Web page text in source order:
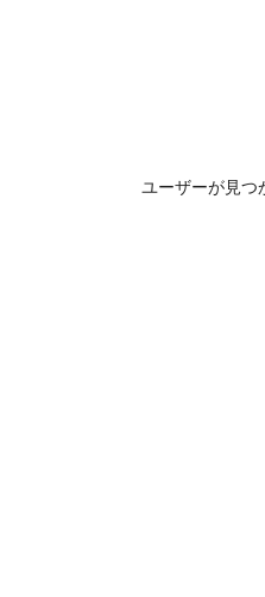
ユーザーが見つ